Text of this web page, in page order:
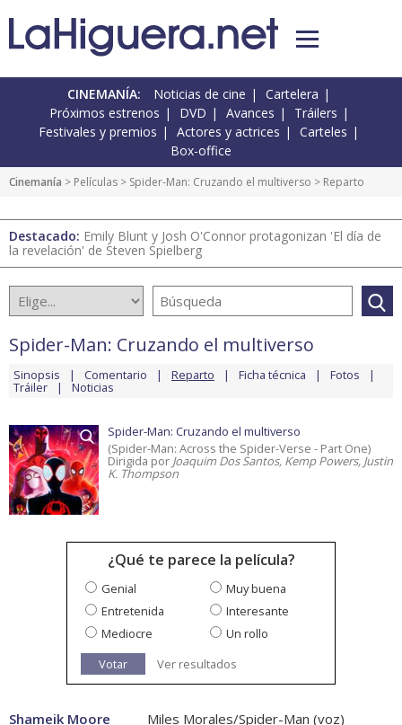
CINEMANÍA: Noticias de cine
Cartelera
Próximos estrenos
DVD Avances
Tráilers
Festivales y premios
Actores y actrices
Carteles
Box-office
Cinemanía > Películas > Spider-Man: Cruzando el multiverso > Reparto
Destacado: Emily Blunt y Josh O'Connor protagonizan 'El día de
la revelación' de Steven Spielberg
Spider-Man: Cruzando el multiverso
Sinopsis Comentario Reparto Ficha técnica Fotos
Tráiler Noticias
Spider-Man: Cruzando el multiverso
(Spider-Man: Across the Spider-Verse - Part One)
Dirigida por Joaquim Dos Santos, Kemp Powers, Justin
K. Thompson
¿Qué te parece la película?
Genial
Muy buena
Entretenida
Interesante
Mediocre
Un rollo
Votar
Ver resultados
Shameik Moore
Miles Morales/Spider-Man (voz)